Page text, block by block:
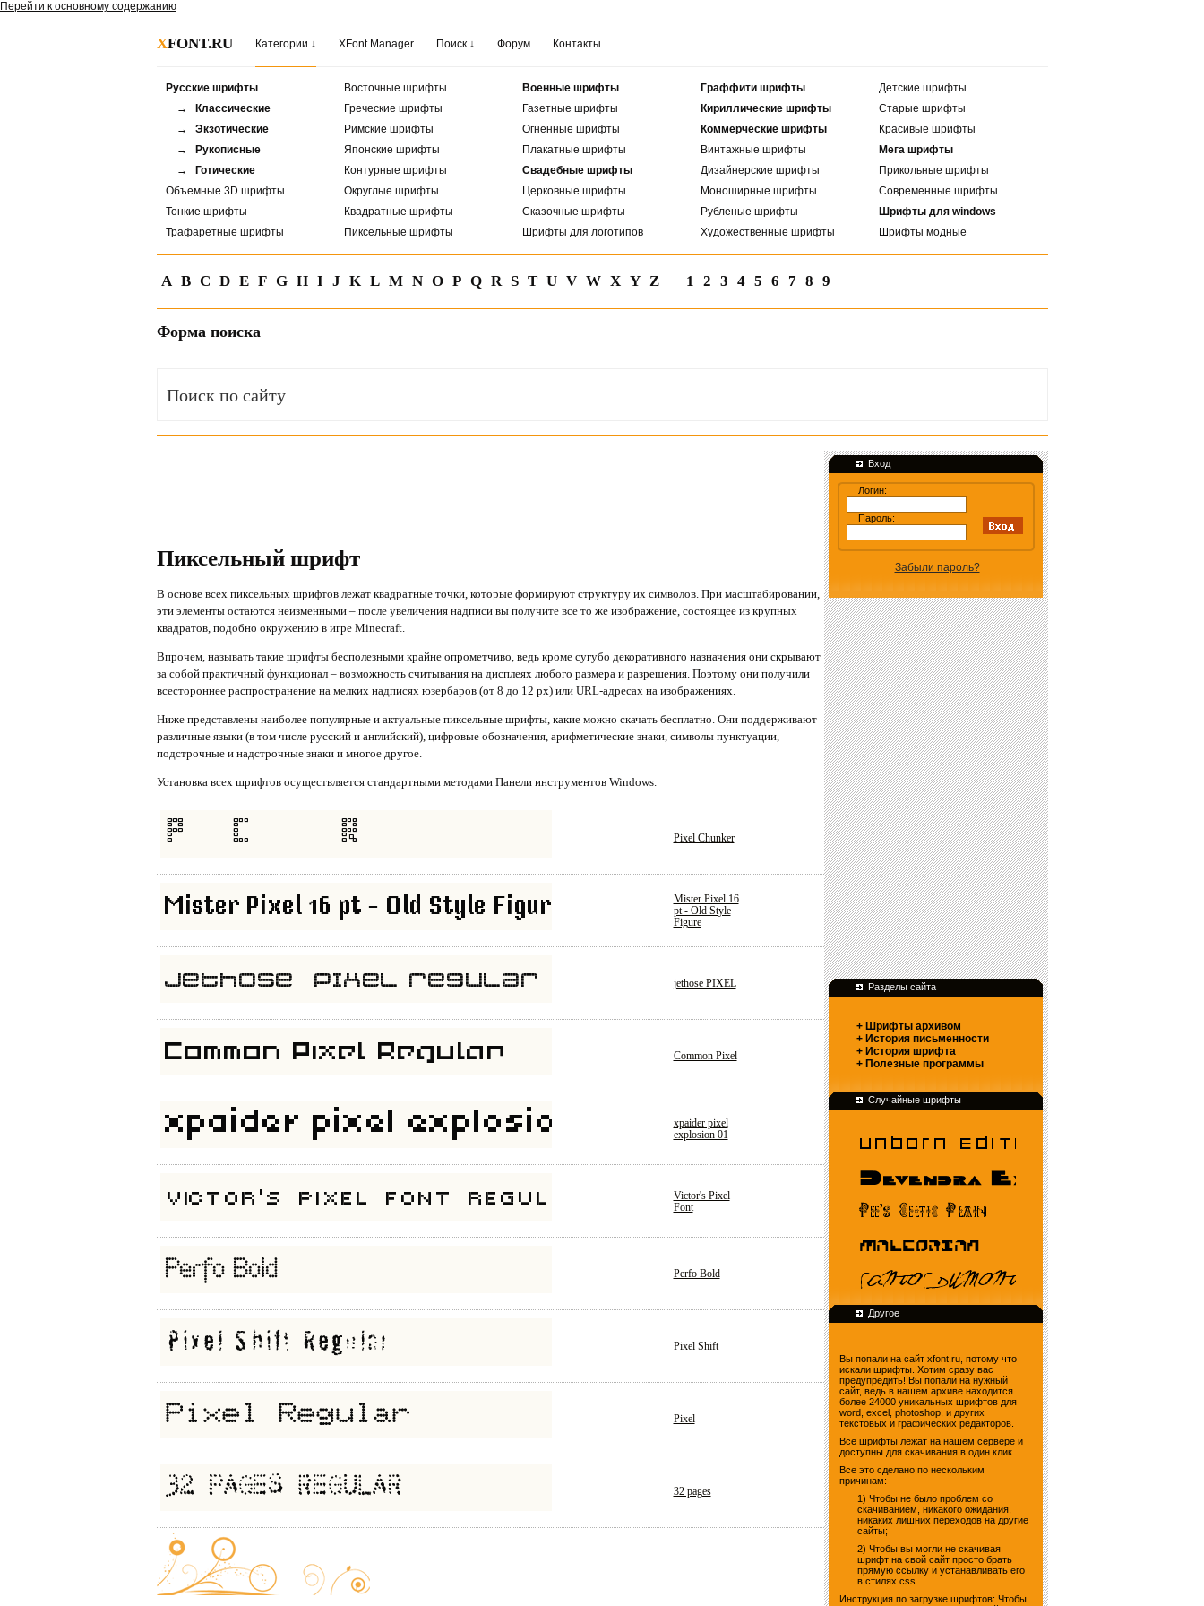
Перейти к основному содержанию
XFONT.RU Категории ↓ XFont Manager Поиск ↓ Форум Контакты
Русские шрифты
→ Классические
→ Экзотические
→ Рукописные
→ Готические
Объемные 3D шрифты
Тонкие шрифты
Трафаретные шрифты
Восточные шрифты
Греческие шрифты
Римские шрифты
Японские шрифты
Контурные шрифты
Округлые шрифты
Квадратные шрифты
Пиксельные шрифты
Военные шрифты
Газетные шрифты
Огненные шрифты
Плакатные шрифты
Свадебные шрифты
Церковные шрифты
Сказочные шрифты
Шрифты для логотипов
Граффити шрифты
Кириллические шрифты
Коммерческие шрифты
Винтажные шрифты
Дизайнерские шрифты
Моноширные шрифты
Рубленые шрифты
Художественные шрифты
Детские шрифты
Старые шрифты
Красивые шрифты
Мега шрифты
Прикольные шрифты
Современные шрифты
Шрифты для windows
Шрифты модные
A B C D E F G H I J K L M N O P Q R S T U V W X Y Z 1 2 3 4 5 6 7 8 9
Форма поиска
Пиксельный шрифт
В основе всех пиксельных шрифтов лежат квадратные точки, которые формируют структуру их символов. При масштабировании,
эти элементы остаются неизменными – после увеличения надписи вы получите все то же изображение, состоящее из крупных
квадратов, подобно окружению в игре Minecraft.
Впрочем, называть такие шрифты бесполезными крайне опрометчиво, ведь кроме сугубо декоративного назначения они скрывают
за собой практичный функционал – возможность считывания на дисплеях любого размера и разрешения. Поэтому они получили
всестороннее распространение на мелких надписях юзербаров (от 8 до 12 px) или URL-адресах на изображениях.
Ниже представлены наиболее популярные и актуальные пиксельные шрифты, какие можно скачать бесплатно. Они поддерживают
различные языки (в том числе русский и английский), цифровые обозначения, арифметические знаки, символы пунктуации,
подстрочные и надстрочные знаки и многое другое.
Установка всех шрифтов осуществляется стандартными методами Панели инструментов Windows.
Pixel Chunker
Mister Pixel 16
pt - Old Style
Figure
jethose PIXEL
Common Pixel
xpaider pixel
explosion 01
Victor's Pixel
Font
Perfo Bold
Pixel Shift
Pixel
32 pages
Вход
Логин:
Пароль:
Забыли пароль?
Разделы сайта
+ Шрифты архивом
+ История письменности
+ История шрифта
+ Полезные программы
Случайные шрифты
Другое
Вы попали на сайт xfont.ru, потому что
искали шрифты. Хотим сразу вас
предупредить! Вы попали на нужный
сайт, ведь в нашем архиве находится
более 24000 уникальных шрифтов для
word, excel, photoshop, и других
текстовых и графических редакторов.
Все шрифты лежат на нашем сервере и
доступны для скачивания в один клик.
Все это сделано по нескольким
причинам:
1) Чтобы не было проблем со
скачиванием, никакого ожидания,
никаких лишних переходов на другие
сайты;
2) Чтобы вы могли не скачивая
шрифт на свой сайт просто брать
прямую ссылку и устанавливать его
в стилях css.
Инструкция по загрузке шрифтов: Чтобы